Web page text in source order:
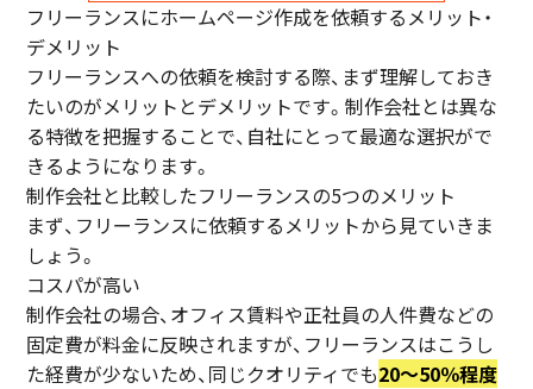
フリーランスにホームページ作成を依頼するメリット・
デメリット
フリーランスへの依頼を検討する際、まず理解しておき
たいのがメリットとデメリットです。制作会社とは異な
る特徴を把握することで、自社にとって最適な選択がで
きるようになります。
制作会社と比較したフリーランスの5つのメリット
まず、フリーランスに依頼するメリットから見ていきま
しょう。
コスパが高い
制作会社の場合、オフィス賃料や正社員の人件費などの
固定費が料金に反映されますが、フリーランスはこうし
た経費が少ないため、同じクオリティでも20〜50％程度